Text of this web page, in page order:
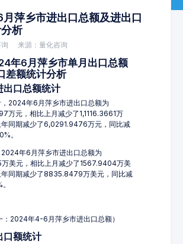
萍乡市进出口总额及进出口
析
来源：量化咨询
年6月萍乡市单月出口总额
差额统计分析
出口总额统计
，2024年6月萍乡市进出口总额为
万元，相比上月减少了1,1116.3661万
年同期减少了6,0291.9476万元，同比减
。
2024年6月萍乡市进出口总额为
美元，相比上月减少了1567.9404万美
年同期减少了8835.8479万美元，同比减
：2024年4-6月萍乡市进出口总额）
口额统计